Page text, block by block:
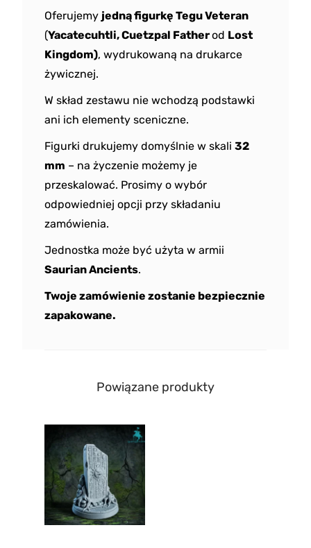
Oferujemy jedną figurkę Tegu Veteran
(Yacatecuhtli, Cuetzpal Fatherod Lost
Kingdom), wydrukowaną na drukarce
żywicznej.
W skład zestawu nie wchodzą podstawki
ani ich elementy sceniczne.
Figurki drukujemy domyślnie w skali 32
mm – na życzenie możemy je
przeskalować. Prosimy o wybór
odpowiedniej opcji przy składaniu
zamówienia.
Jednostka może być użyta w armii
Saurian Ancients.
Twoje zamówienie zostanie bezpiecznie
zapakowane.
Powiązane produkty